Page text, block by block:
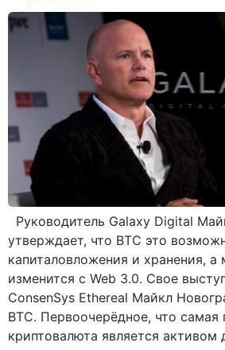
Руководитель Galaxy Digital
утверждает, что ВТС это
капиталовложения и хранения, а
изменится с Web 3.0. Свое
ConsenSys Ethereal Майкл
ВТС. Первоочерёдное, что самая
криптовалюта является активом